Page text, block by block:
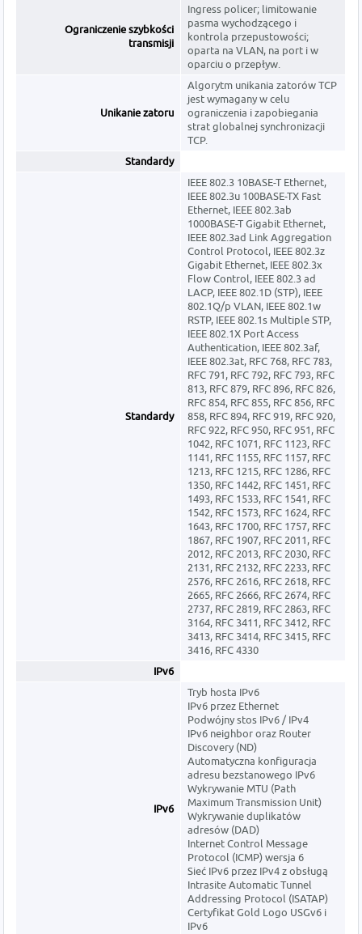
Ograniczenie szybkości
transmisji
Ingress policer; limitowanie
pasma wychodzącego i
kontrola przepustowości;
oparta na VLAN, na port i w
oparciu o przepływ.
Unikanie zatoru
Algorytm unikania zatorów TCP
jest wymagany w celu
ograniczenia i zapobiegania
strat globalnej synchronizacji
TCP.
Standardy
Standardy
IEEE 802.3 10BASE-T Ethernet,
IEEE 802.3u 100BASE-TX Fast
Ethernet, IEEE 802.3ab
1000BASE-T Gigabit Ethernet,
IEEE 802.3ad Link Aggregation
Control Protocol, IEEE 802.3z
Gigabit Ethernet, IEEE 802.3x
Flow Control, IEEE 802.3 ad
LACP, IEEE 802.1D (STP), IEEE
802.1Q/p VLAN, IEEE 802.1w
RSTP, IEEE 802.1s Multiple STP,
IEEE 802.1X Port Access
Authentication, IEEE 802.3af,
IEEE 802.3at, RFC 768, RFC 783,
RFC 791, RFC 792, RFC 793, RFC
813, RFC 879, RFC 896, RFC 826,
RFC 854, RFC 855, RFC 856, RFC
858, RFC 894, RFC 919, RFC 920,
RFC 922, RFC 950, RFC 951, RFC
1042, RFC 1071, RFC 1123, RFC
1141, RFC 1155, RFC 1157, RFC
1213, RFC 1215, RFC 1286, RFC
1350, RFC 1442, RFC 1451, RFC
1493, RFC 1533, RFC 1541, RFC
1542, RFC 1573, RFC 1624, RFC
1643, RFC 1700, RFC 1757, RFC
1867, RFC 1907, RFC 2011, RFC
2012, RFC 2013, RFC 2030, RFC
2131, RFC 2132, RFC 2233, RFC
2576, RFC 2616, RFC 2618, RFC
2665, RFC 2666, RFC 2674, RFC
2737, RFC 2819, RFC 2863, RFC
3164, RFC 3411, RFC 3412, RFC
3413, RFC 3414, RFC 3415, RFC
3416, RFC 4330
IPv6
IPv6
Tryb hosta IPv6
IPv6 przez Ethernet
Podwójny stos IPv6 / IPv4
IPv6 neighbor oraz Router
Discovery (ND)
Automatyczna konfiguracja
adresu bezstanowego IPv6
Wykrywanie MTU (Path
Maximum Transmission Unit)
Wykrywanie duplikatów
adresów (DAD)
Internet Control Message
Protocol (ICMP) wersja 6
Sieć IPv6 przez IPv4 z obsługą
Intrasite Automatic Tunnel
Addressing Protocol (ISATAP)
Certyfikat Gold Logo USGv6 i
IPv6